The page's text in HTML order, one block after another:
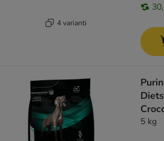
4 varianti
5 kg